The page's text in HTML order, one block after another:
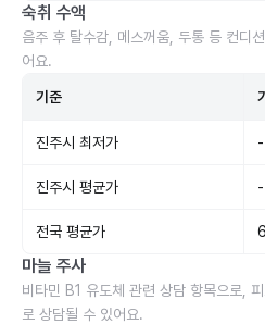
숙취 수액
음주 후 탈수감, 메스꺼움, 두통 등 컨디
어요.
기준
진주시 최저가 -
진주시 평균가 -
전국 평균가
마늘 주사
비타민 B1 유도체 관련 상담 항목으로,
로 상담될 수 있어요.